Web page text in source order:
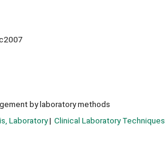
by laboratory methods
Laboratory Clinical Laboratory Techniques